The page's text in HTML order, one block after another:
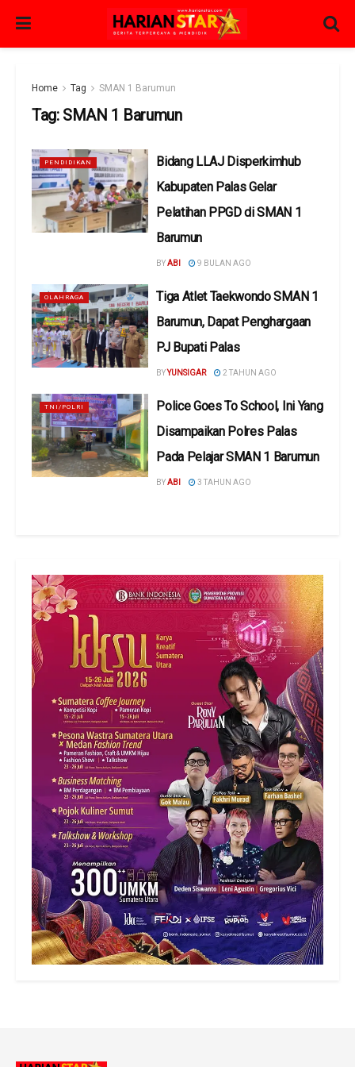
Home Tag SMAN 1 Barumun
Tag: SMAN 1 Barumun
PENDIDIKAN
Bidang LLAJ Disperkimhub
Kabupaten Palas Gelar
Pelatihan PPGD di SMAN 1
Barumun
BYABI 9 BULAN AGO
OLAHRAGA
Tiga Atlet Taekwondo SMAN 1
Barumun, Dapat Penghargaan
PJ Bupati Palas
BYYUNSIGAR 2 TAHUN AGO
TNI/POLRI
Police Goes To School, Ini Yang
Disampaikan Polres Palas
Pada Pelajar SMAN 1 Barumun
BYABI 3 TAHUN AGO